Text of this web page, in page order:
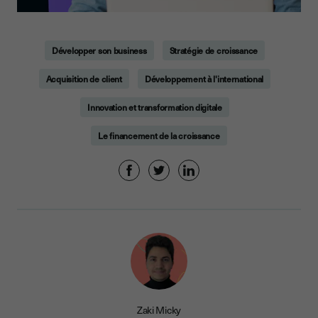
Développer son business Stratégie de croissance
Acquisition de client Développement à l'international
Innovation et transformation digitale
Le financement de la croissance
Zaki Micky